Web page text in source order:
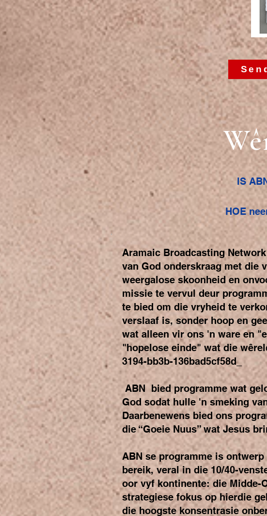
IS
HOE
Aramaic Broadcasting
van God onderskraag met die
weergalose skoonheid en
missie te vervul deur
te bied om die vryheid te
verslaaf is, sonder hoop en
wat alleen vir ons 'n ware en
"hopelose einde" wat die
3194-bb3b-136bad5cf58d_
ABN bied programme wat
God sodat hulle 'n smeking
Daarbenewens bied ons
die “Goeie Nuus” wat Jesus
ABN se programme is
bereik, veral in die 10/40-
oor vyf kontinente: die Midde-
strategiese fokus op hierdie
die hoogste konsentrasie